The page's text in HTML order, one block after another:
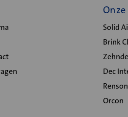
Solid
Brink
Dec
Renson
Orcon